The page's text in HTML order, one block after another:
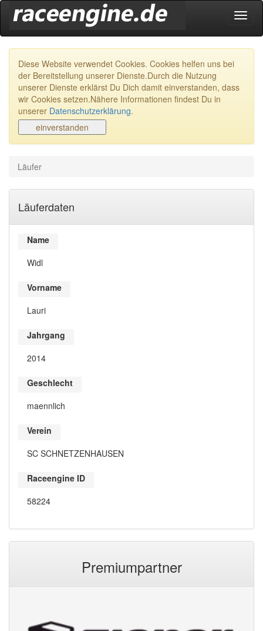
Diese Website verwendet Cookies. Cookies helfen uns bei
der Bereitstellung unserer Dienste.Durch die Nutzung
unserer Dienste erklärst Du Dich damit einverstanden, dass
wir Cookies setzen.Nähere Informationen findest Du in
unserer Datenschutzerklärung.
Läufer
Läuferdaten
Name
Widl
Vorname
Lauri
Jahrgang
2014
Geschlecht
maennlich
Verein
SC SCHNETZENHAUSEN
Raceengine ID
58224
Premiumpartner